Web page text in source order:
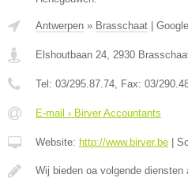
Antwerpen » Brasschaat
Elshoutbaan 24, 2930
Tel: 03/295.87.74, Fax: 03/
E-mail › Birver Accountants
Website: http://www.birver.be
Wij bieden oa volgende diensten